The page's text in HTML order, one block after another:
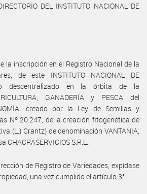
DEL INSTITUTO NACIONAL DE
la inscripción en el Registro Nacional de la
de este INSTITUTO NACIONAL DE
descentralizado en la órbita de la
GANADERÍA y PESCA del
creado por la Ley de Semillas y
Nº 20.247, de la creación fitogenética de
(L.) Crantz) de denominación VANTANIA,
S.R.L..
de Registro de Variedades, expídase
una vez cumplido el artículo 3°.